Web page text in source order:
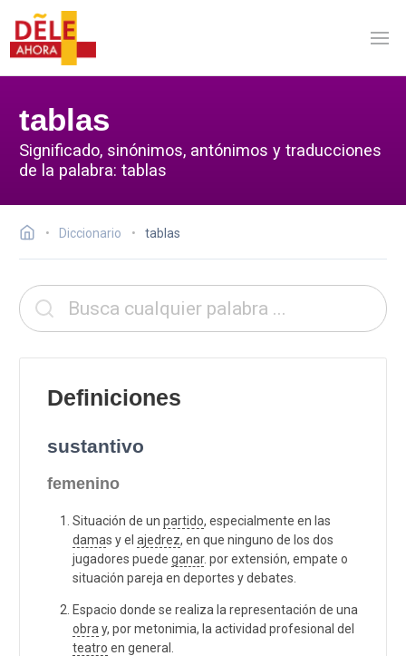
tablas
Significado, sinónimos, antónimos y traducciones
de la palabra: tablas
Diccionario tablas
Definiciones
sustantivo
femenino
Situación de un partido, especialmente en las
damas y el ajedrez, en que ninguno de los dos
jugadores puede ganar. por extensión, empate o
situación pareja en deportes y debates.
Espacio donde se realiza la representación de una
obra y, por metonimia, la actividad profesional del
teatro en general.